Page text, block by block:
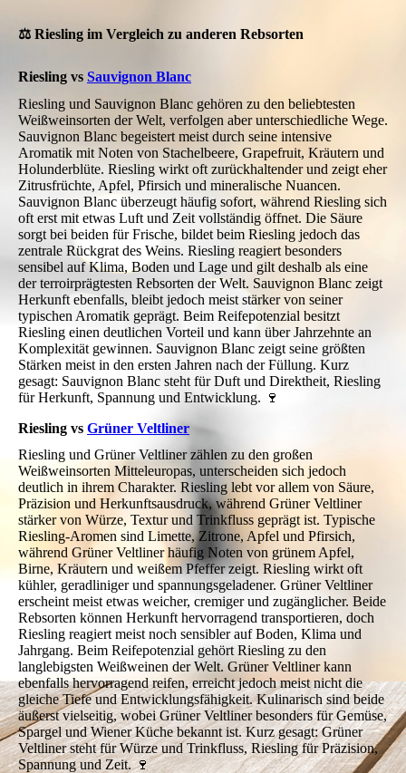
⚖️ Riesling im Vergleich zu anderen Rebsorten
Riesling vs Sauvignon Blanc
Riesling und Sauvignon Blanc gehören zu den beliebtesten
Weißweinsorten der Welt, verfolgen aber unterschiedliche Wege.
Sauvignon Blanc begeistert meist durch seine intensive
Aromatik mit Noten von Stachelbeere, Grapefruit, Kräutern und
Holunderblüte. Riesling wirkt oft zurückhaltender und zeigt eher
Zitrusfrüchte, Apfel, Pfirsich und mineralische Nuancen.
Sauvignon Blanc überzeugt häufig sofort, während Riesling sich
oft erst mit etwas Luft und Zeit vollständig öffnet. Die Säure
sorgt bei beiden für Frische, bildet beim Riesling jedoch das
zentrale Rückgrat des Weins. Riesling reagiert besonders
sensibel auf Klima, Boden und Lage und gilt deshalb als eine
der terroirprägtesten Rebsorten der Welt. Sauvignon Blanc zeigt
Herkunft ebenfalls, bleibt jedoch meist stärker von seiner
typischen Aromatik geprägt. Beim Reifepotenzial besitzt
Riesling einen deutlichen Vorteil und kann über Jahrzehnte an
Komplexität gewinnen. Sauvignon Blanc zeigt seine größten
Stärken meist in den ersten Jahren nach der Füllung. Kurz
gesagt: Sauvignon Blanc steht für Duft und Direktheit, Riesling
für Herkunft, Spannung und Entwicklung. 🍷
Riesling vs Grüner Veltliner
Riesling und Grüner Veltliner zählen zu den großen
Weißweinsorten Mitteleuropas, unterscheiden sich jedoch
deutlich in ihrem Charakter. Riesling lebt vor allem von Säure,
Präzision und Herkunftsausdruck, während Grüner Veltliner
stärker von Würze, Textur und Trinkfluss geprägt ist. Typische
Riesling-Aromen sind Limette, Zitrone, Apfel und Pfirsich,
während Grüner Veltliner häufig Noten von grünem Apfel,
Birne, Kräutern und weißem Pfeffer zeigt. Riesling wirkt oft
kühler, geradliniger und spannungsgeladener. Grüner Veltliner
erscheint meist etwas weicher, cremiger und zugänglicher. Beide
Rebsorten können Herkunft hervorragend transportieren, doch
Riesling reagiert meist noch sensibler auf Boden, Klima und
Jahrgang. Beim Reifepotenzial gehört Riesling zu den
langlebigsten Weißweinen der Welt. Grüner Veltliner kann
ebenfalls hervorragend reifen, erreicht jedoch meist nicht die
gleiche Tiefe und Entwicklungsfähigkeit. Kulinarisch sind beide
äußerst vielseitig, wobei Grüner Veltliner besonders für Gemüse,
Spargel und Wiener Küche bekannt ist. Kurz gesagt: Grüner
Veltliner steht für Würze und Trinkfluss, Riesling für Präzision,
Spannung und Zeit. 🍷